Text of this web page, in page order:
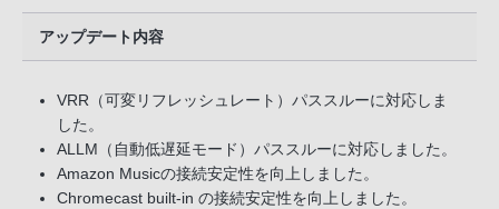
アップデート内容
VRR（可変リフレッシュレート）パススルーに対応しま
した。
ALLM（自動低遅延モード）パススルーに対応しました。
Amazon Musicの接続安定性を向上しました。
Chromecast built-in の接続安定性を向上しました。